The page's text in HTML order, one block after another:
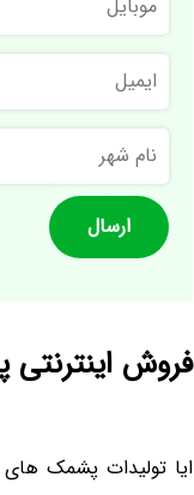
ایمیل
نام
شهر
فروش
ایا تولیدات پشمک های